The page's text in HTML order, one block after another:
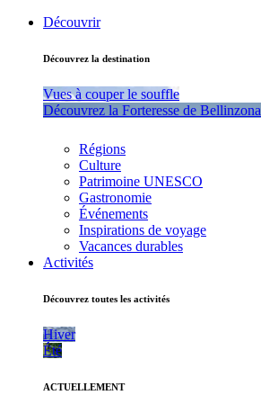
Découvrir
Découvrez la destination
Vues à couper le souffle
Découvrez la Forteresse de Bellinzona
Régions
Culture
Patrimoine UNESCO
Gastronomie
Événements
Inspirations de voyage
Vacances durables
Activités
Découvrez toutes les activités
Hiver
Été
ACTUELLEMENT